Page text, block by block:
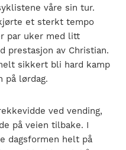
våre sin tur.
et sterkt tempo
par uker med litt
prestasjon av Christian.
sikkert bli hard kamp
på lørdag.
ved vending,
på veien tilbake. I
dagsformen helt på